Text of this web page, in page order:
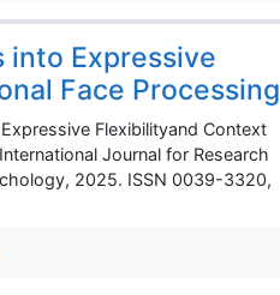
into Expressive
Face Processing
Flexibilityand Context
Journal for Research
2025. ISSN 0039-3320,